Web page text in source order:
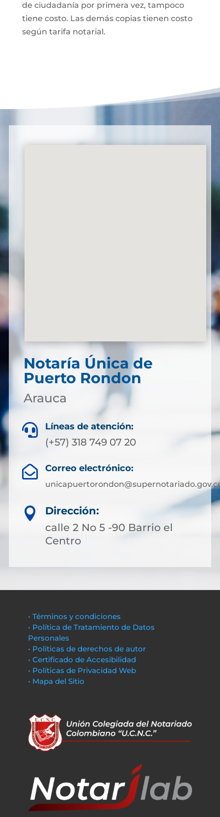
de ciudadanía por primera vez, tampoco
tiene costo. Las demás copias tienen costo
según tarifa notarial.
Notaría Única de
Puerto Rondon
Arauca
 Líneas de atención:
(+57) 318 749 07 20
 Correo electrónico:

Dirección:
calle 2 No 5 -90 Barrio el
Centro
• Términos y condiciones
• Política de Tratamiento de Datos
Personales
• Políticas de derechos de autor
• Certificado de Accesibilidad
• Políticas de Privacidad Web
• Mapa del Sitio